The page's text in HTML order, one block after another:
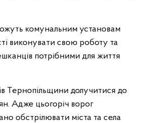
комунальним установам
виконувати свою роботу та
потрібними для життя
Тернопільщини долучитися до
Адже цьогоріч ворог
обстрілювати міста та села